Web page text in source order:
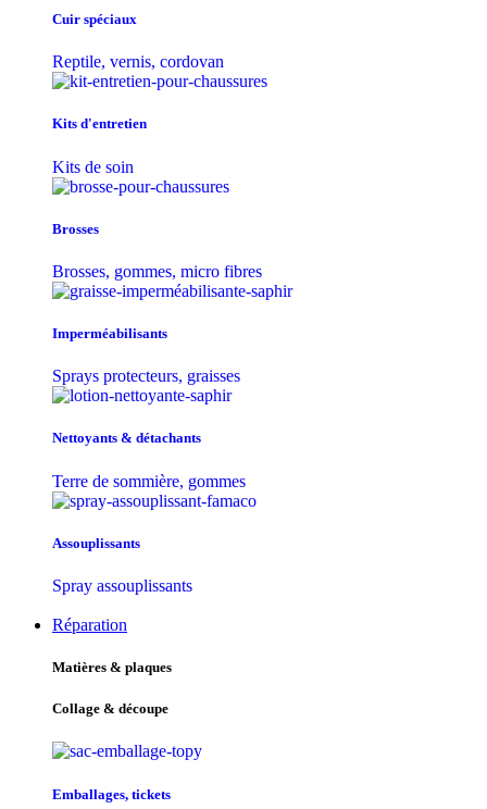
Cuir spéciaux
Reptile, vernis, cordovan
Kits d'entretien
Kits de soin
Brosses
Brosses, gommes, micro fibres
Imperméabilisants
Sprays protecteurs, graisses
Nettoyants & détachants
Terre de sommière, gommes
Assouplissants
Spray assouplissants
Réparation
Matières & plaques
Collage & découpe
Emballages, tickets